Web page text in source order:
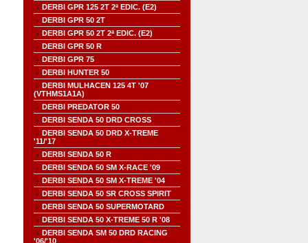
DERBI GPR 125 2T 2ª EDIC. (E2)
DERBI GPR 50 2T
DERBI GPR 50 2T 2ª EDIC. (E2)
DERBI GPR 50 R
DERBI GPR 75
DERBI HUNTER 50
DERBI MULHACEN 125 4T '07
(VTHMS1A1A)
DERBI PREDATOR 50
DERBI SENDA 50 DRD CROSS
DERBI SENDA 50 DRD X-TREME
'11/'17
DERBI SENDA 50 R
DERBI SENDA 50 SM X-RACE '09
DERBI SENDA 50 SM X-TREME '04
DERBI SENDA 50 SR CROSS SPIRIT
DERBI SENDA 50 SUPERMOTARD
DERBI SENDA 50 X-TREME 50 R '08
DERBI SENDA SM 50 DRD RACING
'06/'10